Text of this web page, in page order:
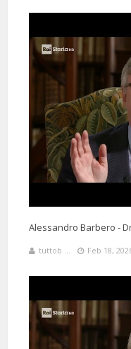
Alessandro Barbero -
tuttob ... Feb 18,